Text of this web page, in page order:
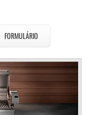
FORMULÁRIO